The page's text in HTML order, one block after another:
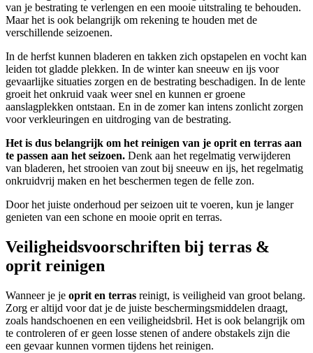
van je bestrating te verlengen en een mooie uitstraling te behouden.
Maar het is ook belangrijk om rekening te houden met de
verschillende seizoenen.
In de herfst kunnen bladeren en takken zich opstapelen en vocht kan
leiden tot gladde plekken. In de winter kan sneeuw en ijs voor
gevaarlijke situaties zorgen en de bestrating beschadigen. In de lente
groeit het onkruid vaak weer snel en kunnen er groene
aanslagplekken ontstaan. En in de zomer kan intens zonlicht zorgen
voor verkleuringen en uitdroging van de bestrating.
Het is dus belangrijk om het reinigen van je oprit en terras aan
te passen aan het seizoen. Denk aan het regelmatig verwijderen
van bladeren, het strooien van zout bij sneeuw en ijs, het regelmatig
onkruidvrij maken en het beschermen tegen de felle zon.
Door het juiste onderhoud per seizoen uit te voeren, kun je langer
genieten van een schone en mooie oprit en terras.
Veiligheidsvoorschriften bij terras &
oprit reinigen
Wanneer je je oprit en terras reinigt, is veiligheid van groot belang.
Zorg er altijd voor dat je de juiste beschermingsmiddelen draagt,
zoals handschoenen en een veiligheidsbril. Het is ook belangrijk om
te controleren of er geen losse stenen of andere obstakels zijn die
een gevaar kunnen vormen tijdens het reinigen.